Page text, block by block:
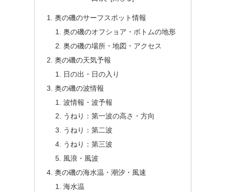
奥の磯のサーフスポット情報
奥の磯のオフショア・ボトムの地形
奥の磯の場所・地図・アクセス
奥の磯の天気予報
日の出・日の入り
奥の磯の波情報
波情報・波予報
うねり：第一波の高さ・方向
うねり：第二波
うねり：第三波
風浪・風波
奥の磯の海水温・潮汐・風速
海水温